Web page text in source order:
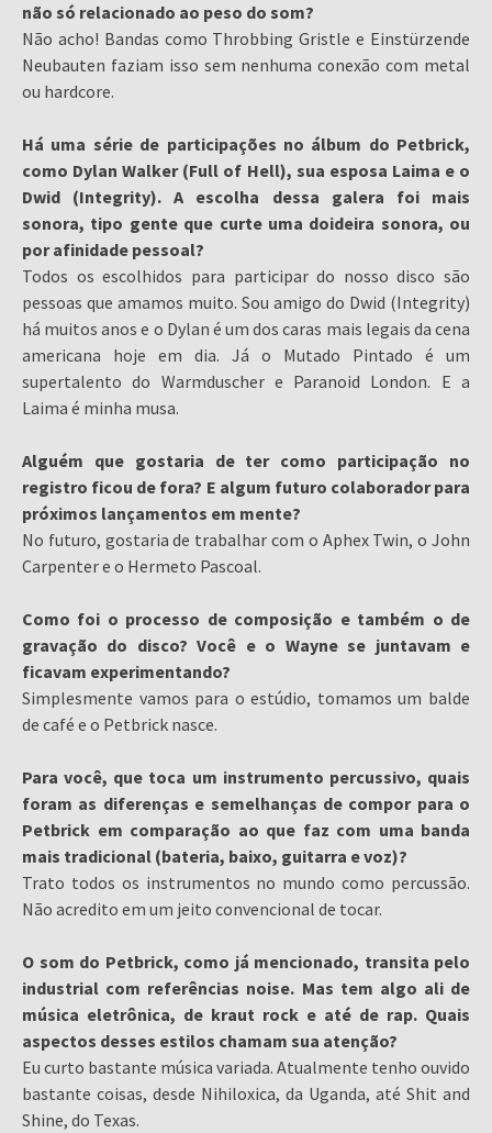
não só relacionado ao peso do som?
Não acho! Bandas como Throbbing Gristle e Einstürzende
Neubauten faziam isso sem nenhuma conexão com metal
ou hardcore.
Há uma série de participações no álbum do Petbrick,
como Dylan Walker (Full of Hell), sua esposa Laima e o
Dwid (Integrity). A escolha dessa galera foi mais
sonora, tipo gente que curte uma doideira sonora, ou
por afinidade pessoal?
Todos os escolhidos para participar do nosso disco são
pessoas que amamos muito. Sou amigo do Dwid (Integrity)
há muitos anos e o Dylan é um dos caras mais legais da cena
americana hoje em dia. Já o Mutado Pintado é um
supertalento do Warmduscher e Paranoid London. E a
Laima é minha musa.
Alguém que gostaria de ter como participação no
registro ficou de fora? E algum futuro colaborador para
próximos lançamentos em mente?
No futuro, gostaria de trabalhar com o Aphex Twin, o John
Carpenter e o Hermeto Pascoal.
Como foi o processo de composição e também o de
gravação do disco? Você e o Wayne se juntavam e
ficavam experimentando?
Simplesmente vamos para o estúdio, tomamos um balde
de café e o Petbrick nasce.
Para você, que toca um instrumento percussivo, quais
foram as diferenças e semelhanças de compor para o
Petbrick em comparação ao que faz com uma banda
mais tradicional (bateria, baixo, guitarra e voz)?
Trato todos os instrumentos no mundo como percussão.
Não acredito em um jeito convencional de tocar.
O som do Petbrick, como já mencionado, transita pelo
industrial com referências noise. Mas tem algo ali de
música eletrônica, de kraut rock e até de rap. Quais
aspectos desses estilos chamam sua atenção?
Eu curto bastante música variada. Atualmente tenho ouvido
bastante coisas, desde Nihiloxica, da Uganda, até Shit and
Shine, do Texas.